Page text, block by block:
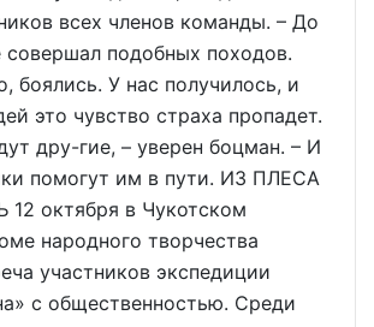
всех членов команды. – До
совершал подобных походов.
боялись. У нас получилось, и
это чувство страха пропадет.
дру-гие, – уверен боцман. – И
помогут им в пути. ИЗ ПЛЕСА
октября в Чукотском
народного творчества
участников экспедиции
с общественностью. Среди